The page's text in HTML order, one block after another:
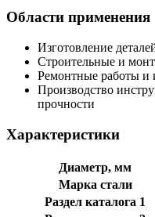
Области применения
Изготовление
Строительные и
Ремонтные работы и
Производство
прочности
Характеристики
Диаметр, мм
Марка стали
Раздел каталога 1